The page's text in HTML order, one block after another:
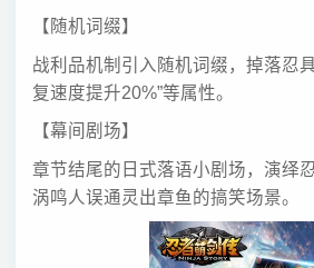
【随机词缀】
战利品机制引入随机词缀，掉落忍
复速度提升20%”等属性。
【幕间剧场】
章节结尾的日式落语小剧场，演绎
涡鸣人误通灵出章鱼的搞笑场景。